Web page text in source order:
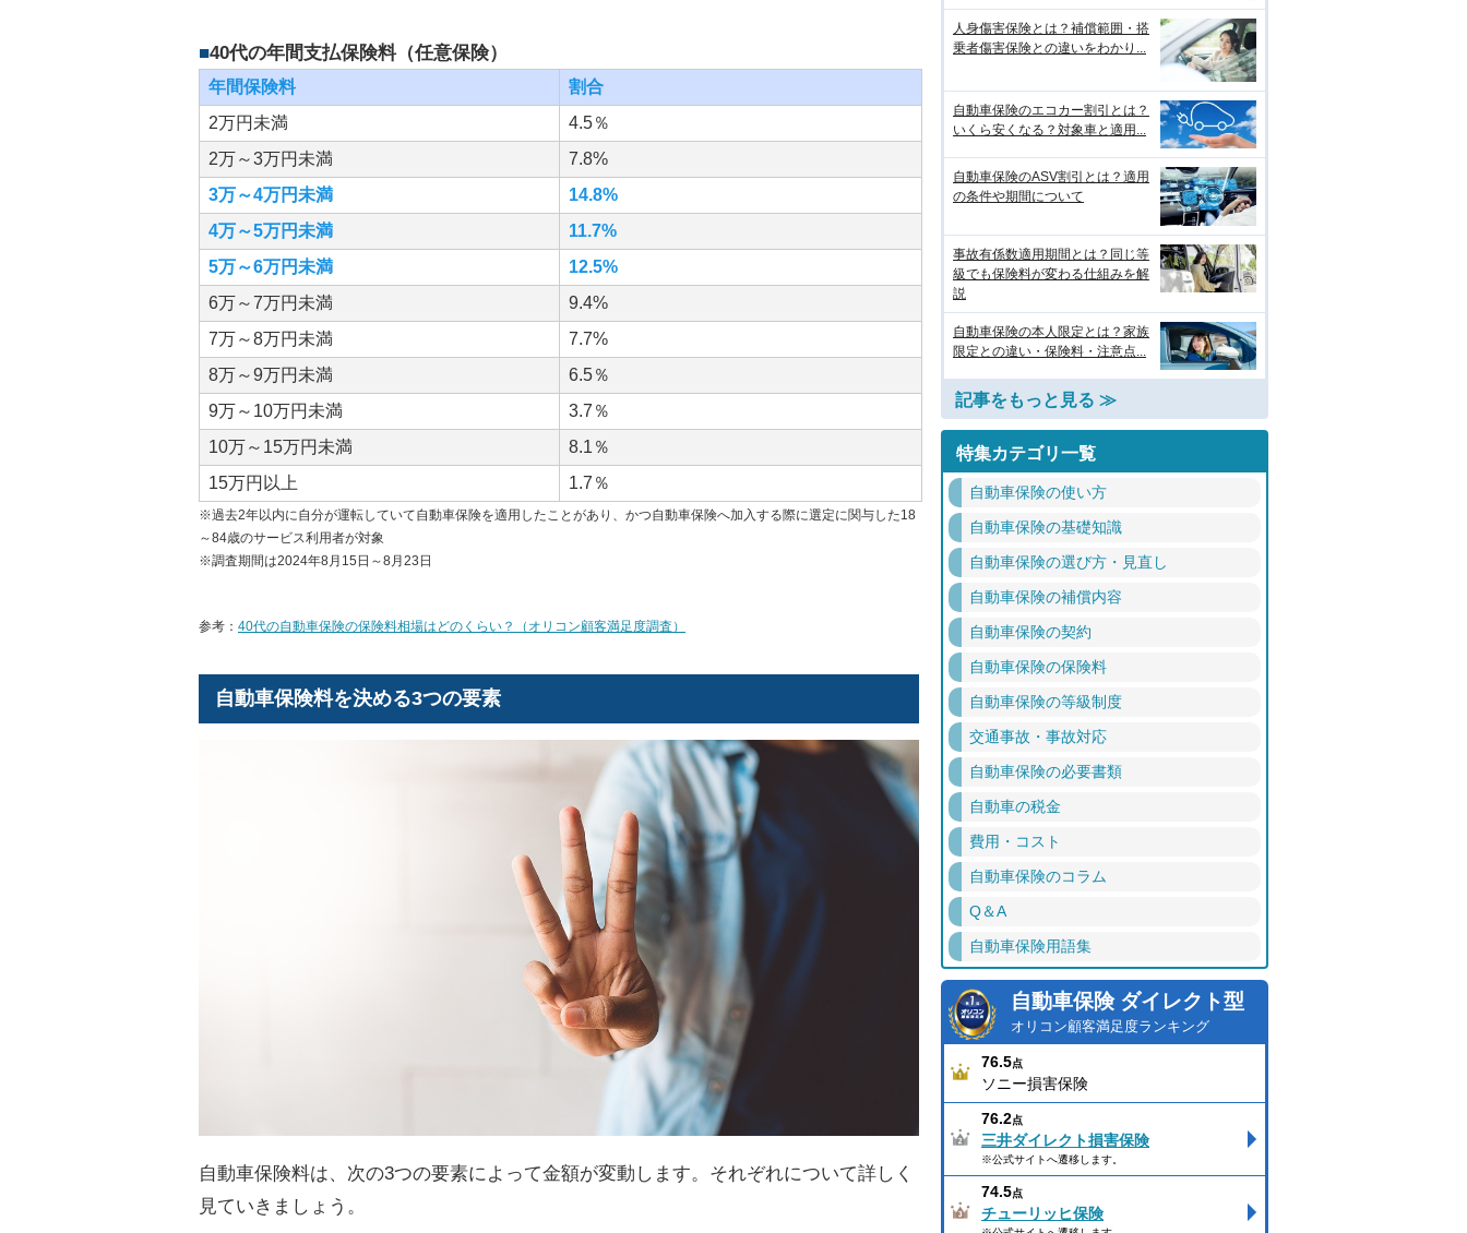
40代の年間支払保険料（任意保険）
年間保険料
割合
2万円未満
4.5％
2万～3万円未満
7.8%
3万～4万円未満
14.8%
4万～5万円未満
11.7%
5万～6万円未満
12.5%
6万～7万円未満
9.4%
7万～8万円未満
7.7%
8万～9万円未満
6.5％
9万～10万円未満
3.7％
10万～15万円未満
8.1％
15万円以上
1.7％
※過去2年以内に自分が運転していて自動車保険を適用したことがあり、かつ自動車保険へ加入する際に選定に関与した18
～84歳のサービス利用者が対象
※調査期間は2024年8月 15 日～8月 23 日
参考： 40代の自動車保険の保険料相場はどのくらい？（オリコン顧客満足度調査）
自動車保険料を決める3つの要素
自動車保険料は、次の3つの要素によって金額が変動します。それぞれについて詳しく
見ていきましょう。
人身傷害保険とは？補償範囲・搭
乗者傷害保険との違いをわかり...
自動車保険のエコカー割引とは？
いくら安くなる？対象車と適用...
自動車保険のASV割引とは？適用
の条件や期間について
事故有係数適用期間とは？同じ等
級でも保険料が変わる仕組みを解
説
自動車保険の本人限定とは？家族
限定との違い・保険料・注意点...
記事をもっと見る ≫
特集カテゴリ一覧
自動車保険の使い方
自動車保険の基礎知識
自動車保険の選び方・見直し
自動車保険の補償内容
自動車保険の契約
自動車保険の保険料
自動車保険の等級制度
交通事故・事故対応
自動車保険の必要書類
自動車の税金
費用・コスト
自動車保険のコラム
Q＆A
自動車保険用語集
自動車保険 ダイレクト型
オリコン顧客満足度ランキング
76.5点
ソニー損害保険
76.2点
三井ダイレクト損害保険
※公式サイトへ遷移します。
74.5点
チューリッヒ保険